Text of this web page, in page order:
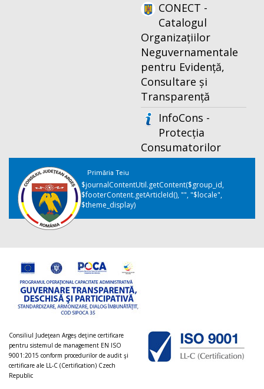
CONECT -
Catalogul
Organizațiilor
Neguvernamentale
pentru Evidență,
Consultare și
Transparență
InfoCons -
Protecția
Consumatorilor
Primăria Teiu
$journalContentUtil.getContent($group_id,
$footerContent.getArticleId(), "", "$locale",
$theme_display)
Consiliul Judeţean Argeș deţine certificare
pentru sistemul de management EN ISO
9001:2015 conform procedurilor de audit şi
certificare ale LL-C (Certification) Czech
Republic